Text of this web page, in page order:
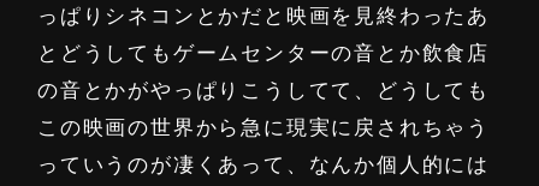
っぱりシネコンとかだと映画を見終わったあ
とどうしてもゲームセンターの音とか飲食店
の音とかがやっぱりこうしてて、どうしても
この映画の世界から急に現実に戻されちゃう
っていうのが凄くあって、なんか個人的には